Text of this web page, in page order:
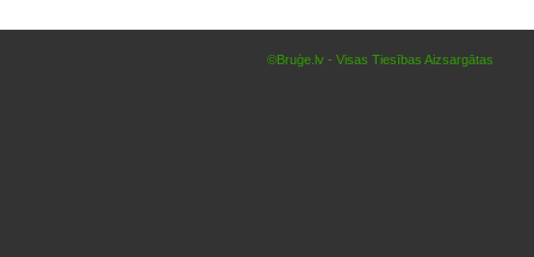
©Bruģe.lv - Visas Tiesības Aizsargātas